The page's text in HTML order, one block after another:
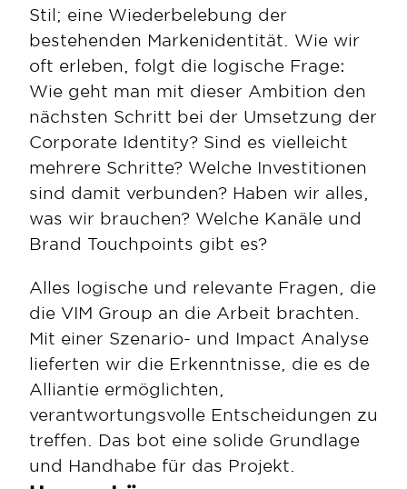
Stil; eine Wiederbelebung der
bestehenden Markenidentität. Wie wir
oft erleben, folgt die logische Frage:
Wie geht man mit dieser Ambition den
nächsten Schritt bei der Umsetzung der
Corporate Identity? Sind es vielleicht
mehrere Schritte? Welche Investitionen
sind damit verbunden? Haben wir alles,
was wir brauchen? Welche Kanäle und
Brand Touchpoints gibt es?
Alles logische und relevante Fragen, die
die VIM Group an die Arbeit brachten.
Mit einer Szenario- und Impact Analyse
lieferten wir die Erkenntnisse, die es de
Alliantie ermöglichten,
verantwortungsvolle Entscheidungen zu
treffen. Das bot eine solide Grundlage
und Handhabe für das Projekt.